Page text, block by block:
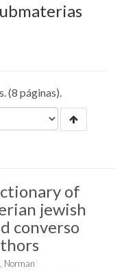
(8 páginas).
of
jewish
converso
Norman